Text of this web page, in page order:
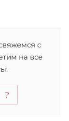
с
на все